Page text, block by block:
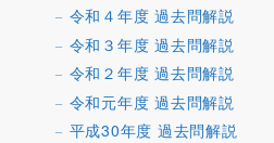
令和４年度 過去問解説
令和３年度 過去問解説
令和２年度 過去問解説
令和元年度 過去問解説
平成30年度 過去問解説